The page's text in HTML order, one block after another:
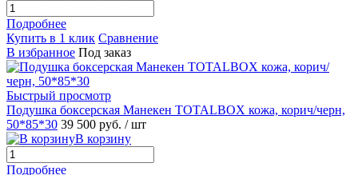
Подробнее
Купить в 1 клик Сравнение
В избранное Под заказ
Быстрый просмотр
Подушка боксерская Манекен TOTALBOX кожа, корич/черн,
50*85*30 39 500 руб. / шт
В корзину
Подробнее